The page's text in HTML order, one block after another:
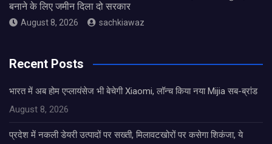
बनाने के लिए जमीन दिला दो सरकार
August 8, 2026 sachkiawaz
Recent Posts
भारत में अब होम एप्लायंसेज भी बेचेगी Xiaomi, लॉन्च किया नया Mijia सब-ब्रांड
August 8, 2026
प्रदेश में नकली डेयरी उत्पादों पर सख्ती, मिलावटखोरों पर कसेगा शिकंजा, ये